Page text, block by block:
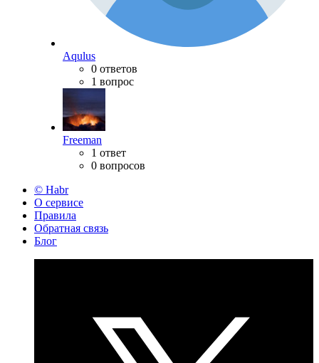
Aqulus
0 ответов
1 вопрос
Freeman
1 ответ
0 вопросов
© Habr
О сервисе
Правила
Обратная связь
Блог